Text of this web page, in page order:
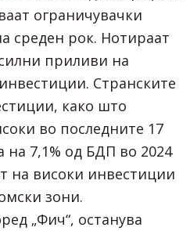
ограничувачки
среден рок. Нотираат
приливи на
Странските
како што
во последните 17
на 7,1% од БДП во 2024
на високи инвестиции
зони.
„Фич“, останува